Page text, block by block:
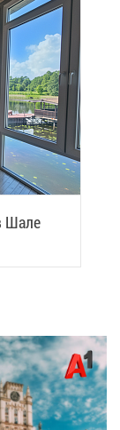
Ша­ле